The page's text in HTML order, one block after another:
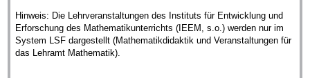
Hinweis: Die Lehrveranstaltungen des Instituts für Entwicklung und
Erforschung des Mathematikunterrichts (IEEM, s.o.) werden nur im
System LSF dargestellt (Mathematikdidaktik und Veranstaltungen für
das Lehramt Mathematik).